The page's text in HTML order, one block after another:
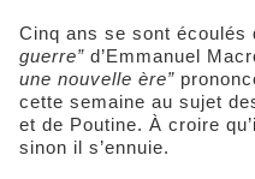
Cinq ans se sont écoulés
guerre” d’Emmanuel
une nouvelle ère”
cette semaine au sujet
et de Poutine. À croire
sinon il s’ennuie.